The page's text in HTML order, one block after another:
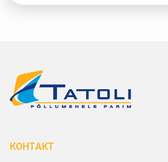
КОНТАКТ